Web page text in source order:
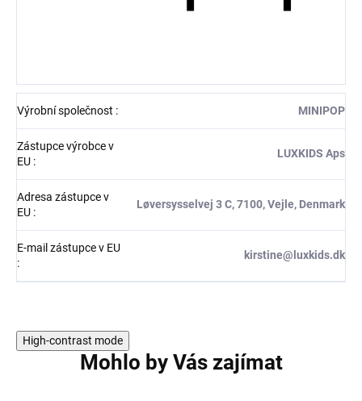
Výrobní společnost : MINIPOP
Zástupce výrobce v
EU :
LUXKIDS Aps
Adresa zástupce v
EU :
Løversysselvej 3 C, 7100, Vejle, Denmark
E-mail zástupce v EU
:
kirstine@luxkids.dk
High-contrast mode
Mohlo by Vás zajímat